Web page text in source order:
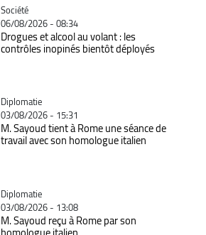
Catégorie
Société
06/08/2026 - 08:34
Drogues et alcool au volant : les
contrôles inopinés bientôt déployés
Catégorie
Diplomatie
03/08/2026 - 15:31
M. Sayoud tient à Rome une séance de
travail avec son homologue italien
Catégorie
Diplomatie
03/08/2026 - 13:08
M. Sayoud reçu à Rome par son